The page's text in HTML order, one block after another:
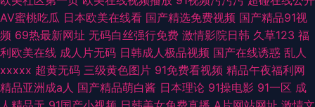
AV蜜桃吃瓜 日本欧美在线看 国产精选免费视频 国产精品91视
频 69热最新网址 无码白丝强行免费 激情影院日韩 久草123 福
利欧美在线 成人片无码 日韩成人极品视频 国产在线诱惑 乱人
xxxxx 超黄无码 三级黄色图片 91免费看视频 精品午夜福利网
精品亚洲成a人 国产精品萌白酱 日本理论 91操电影 91一区 成